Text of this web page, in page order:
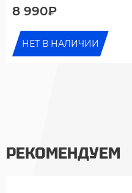
8 990₽
НЕТ В НАЛИЧИИ
РЕКОМЕНДУЕМ